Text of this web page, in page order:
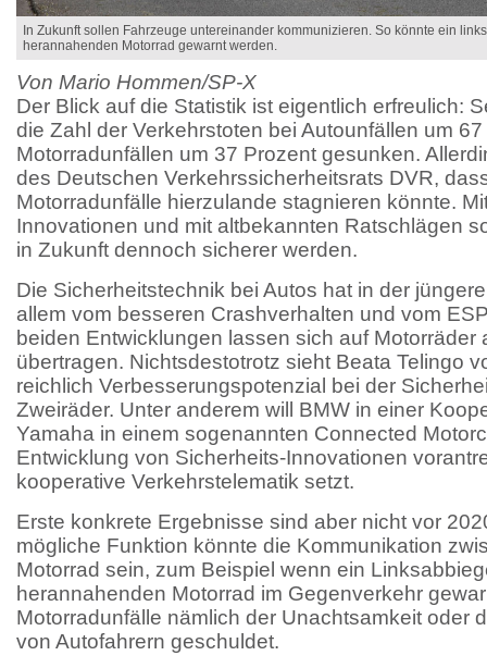
In Zukunft sollen Fahrzeuge untereinander kommunizieren. So könnte ein
herannahenden Motorrad gewarnt werden.
Von Mario Hommen/SP-X
Der Blick auf die Statistik ist eigentlich erfreulich:
die Zahl der Verkehrstoten bei Autounfällen um
Motorradunfällen um 37 Prozent gesunken.
des Deutschen Verkehrssicherheitsrats DVR,
Motorradunfälle hierzulande stagnieren könnte.
Innovationen und mit altbekannten Ratschlägen
in Zukunft dennoch sicherer werden.
Die Sicherheitstechnik bei Autos hat in der
allem vom besseren Crashverhalten und vom
beiden Entwicklungen lassen sich auf Motorräder
übertragen. Nichtsdestotrotz sieht Beata Telingo
reichlich Verbesserungspotenzial bei der
Zweiräder. Unter anderem will BMW in einer
Yamaha in einem sogenannten Connected
Entwicklung von Sicherheits-Innovationen
kooperative Verkehrstelematik setzt.
Erste konkrete Ergebnisse sind aber nicht vor
mögliche Funktion könnte die Kommunikation
Motorrad sein, zum Beispiel wenn ein
herannahenden Motorrad im Gegenverkehr
Motorradunfälle nämlich der Unachtsamkeit oder
von Autofahrern geschuldet.